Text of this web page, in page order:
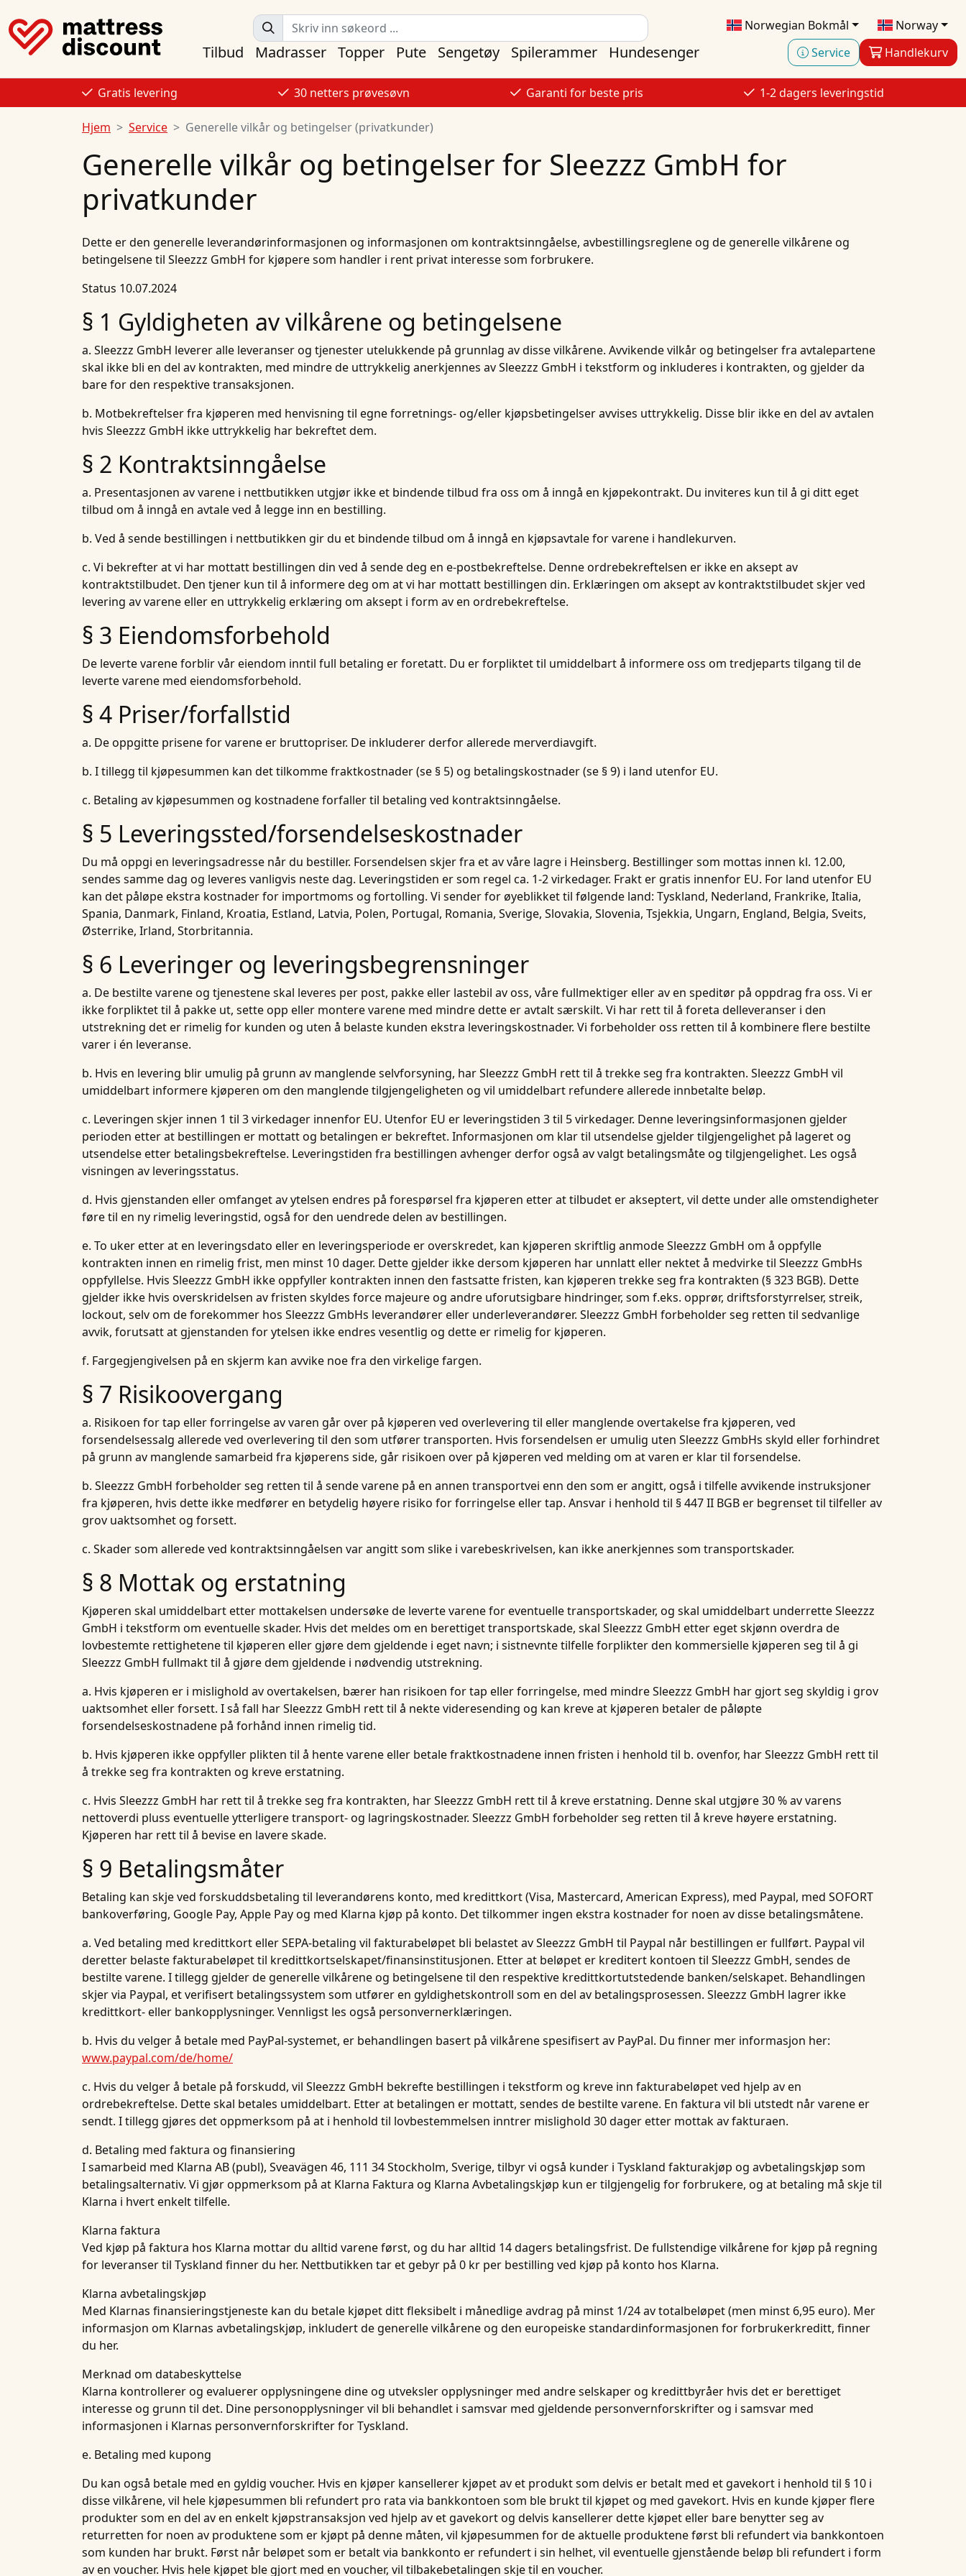
Norwegian Bokmål
Norway
Service
Handlekurv
Tilbud Madrasser Topper Pute Sengetøy Spilerammer Hundesenger
Gratis levering 30 netters prøvesøvn Garanti for beste pris 1-2 dagers leveringstid
Hjem Service Generelle vilkår og betingelser (privatkunder)
Generelle vilkår og betingelser for Sleezzz GmbH for
privatkunder
Dette er den generelle leverandørinformasjonen og informasjonen om kontraktsinngåelse, avbestillingsreglene og de generelle vilkårene og
betingelsene til Sleezzz GmbH for kjøpere som handler i rent privat interesse som forbrukere.
Status 10.07.2024
§ 1 Gyldigheten av vilkårene og betingelsene
a. Sleezzz GmbH leverer alle leveranser og tjenester utelukkende på grunnlag av disse vilkårene. Avvikende vilkår og betingelser fra avtalepartene
skal ikke bli en del av kontrakten, med mindre de uttrykkelig anerkjennes av Sleezzz GmbH i tekstform og inkluderes i kontrakten, og gjelder da
bare for den respektive transaksjonen.
b. Motbekreftelser fra kjøperen med henvisning til egne forretnings- og/eller kjøpsbetingelser avvises uttrykkelig. Disse blir ikke en del av avtalen
hvis Sleezzz GmbH ikke uttrykkelig har bekreftet dem.
§ 2 Kontraktsinngåelse
a. Presentasjonen av varene i nettbutikken utgjør ikke et bindende tilbud fra oss om å inngå en kjøpekontrakt. Du inviteres kun til å gi ditt eget
tilbud om å inngå en avtale ved å legge inn en bestilling.
b. Ved å sende bestillingen i nettbutikken gir du et bindende tilbud om å inngå en kjøpsavtale for varene i handlekurven.
c. Vi bekrefter at vi har mottatt bestillingen din ved å sende deg en e-postbekreftelse. Denne ordrebekreftelsen er ikke en aksept av
kontraktstilbudet. Den tjener kun til å informere deg om at vi har mottatt bestillingen din. Erklæringen om aksept av kontraktstilbudet skjer ved
levering av varene eller en uttrykkelig erklæring om aksept i form av en ordrebekreftelse.
§ 3 Eiendomsforbehold
De leverte varene forblir vår eiendom inntil full betaling er foretatt. Du er forpliktet til umiddelbart å informere oss om tredjeparts tilgang til de
leverte varene med eiendomsforbehold.
§ 4 Priser/forfallstid
a. De oppgitte prisene for varene er bruttopriser. De inkluderer derfor allerede merverdiavgift.
b. I tillegg til kjøpesummen kan det tilkomme fraktkostnader (se § 5) og betalingskostnader (se § 9) i land utenfor EU.
c. Betaling av kjøpesummen og kostnadene forfaller til betaling ved kontraktsinngåelse.
§ 5 Leveringssted/forsendelseskostnader
Du må oppgi en leveringsadresse når du bestiller. Forsendelsen skjer fra et av våre lagre i Heinsberg. Bestillinger som mottas innen kl. 12.00,
sendes samme dag og leveres vanligvis neste dag. Leveringstiden er som regel ca. 1-2 virkedager. Frakt er gratis innenfor EU. For land utenfor EU
kan det påløpe ekstra kostnader for importmoms og fortolling. Vi sender for øyeblikket til følgende land: Tyskland, Nederland, Frankrike, Italia,
Spania, Danmark, Finland, Kroatia, Estland, Latvia, Polen, Portugal, Romania, Sverige, Slovakia, Slovenia, Tsjekkia, Ungarn, England, Belgia, Sveits,
Østerrike, Irland, Storbritannia.
§ 6 Leveringer og leveringsbegrensninger
a. De bestilte varene og tjenestene skal leveres per post, pakke eller lastebil av oss, våre fullmektiger eller av en speditør på oppdrag fra oss. Vi er
ikke forpliktet til å pakke ut, sette opp eller montere varene med mindre dette er avtalt særskilt. Vi har rett til å foreta delleveranser i den
utstrekning det er rimelig for kunden og uten å belaste kunden ekstra leveringskostnader. Vi forbeholder oss retten til å kombinere flere bestilte
varer i én leveranse.
b. Hvis en levering blir umulig på grunn av manglende selvforsyning, har Sleezzz GmbH rett til å trekke seg fra kontrakten. Sleezzz GmbH vil
umiddelbart informere kjøperen om den manglende tilgjengeligheten og vil umiddelbart refundere allerede innbetalte beløp.
c. Leveringen skjer innen 1 til 3 virkedager innenfor EU. Utenfor EU er leveringstiden 3 til 5 virkedager. Denne leveringsinformasjonen gjelder
perioden etter at bestillingen er mottatt og betalingen er bekreftet. Informasjonen om klar til utsendelse gjelder tilgjengelighet på lageret og
utsendelse etter betalingsbekreftelse. Leveringstiden fra bestillingen avhenger derfor også av valgt betalingsmåte og tilgjengelighet. Les også
visningen av leveringsstatus.
d. Hvis gjenstanden eller omfanget av ytelsen endres på forespørsel fra kjøperen etter at tilbudet er akseptert, vil dette under alle omstendigheter
føre til en ny rimelig leveringstid, også for den uendrede delen av bestillingen.
e. To uker etter at en leveringsdato eller en leveringsperiode er overskredet, kan kjøperen skriftlig anmode Sleezzz GmbH om å oppfylle
kontrakten innen en rimelig frist, men minst 10 dager. Dette gjelder ikke dersom kjøperen har unnlatt eller nektet å medvirke til Sleezzz GmbHs
oppfyllelse. Hvis Sleezzz GmbH ikke oppfyller kontrakten innen den fastsatte fristen, kan kjøperen trekke seg fra kontrakten (§ 323 BGB). Dette
gjelder ikke hvis overskridelsen av fristen skyldes force majeure og andre uforutsigbare hindringer, som f.eks. opprør, driftsforstyrrelser, streik,
lockout, selv om de forekommer hos Sleezzz GmbHs leverandører eller underleverandører. Sleezzz GmbH forbeholder seg retten til sedvanlige
avvik, forutsatt at gjenstanden for ytelsen ikke endres vesentlig og dette er rimelig for kjøperen.
f. Fargegjengivelsen på en skjerm kan avvike noe fra den virkelige fargen.
§ 7 Risikoovergang
a. Risikoen for tap eller forringelse av varen går over på kjøperen ved overlevering til eller manglende overtakelse fra kjøperen, ved
forsendelsessalg allerede ved overlevering til den som utfører transporten. Hvis forsendelsen er umulig uten Sleezzz GmbHs skyld eller forhindret
på grunn av manglende samarbeid fra kjøperens side, går risikoen over på kjøperen ved melding om at varen er klar til forsendelse.
b. Sleezzz GmbH forbeholder seg retten til å sende varene på en annen transportvei enn den som er angitt, også i tilfelle avvikende instruksjoner
fra kjøperen, hvis dette ikke medfører en betydelig høyere risiko for forringelse eller tap. Ansvar i henhold til § 447 II BGB er begrenset til tilfeller av
grov uaktsomhet og forsett.
c. Skader som allerede ved kontraktsinngåelsen var angitt som slike i varebeskrivelsen, kan ikke anerkjennes som transportskader.
§ 8 Mottak og erstatning
Kjøperen skal umiddelbart etter mottakelsen undersøke de leverte varene for eventuelle transportskader, og skal umiddelbart underrette Sleezzz
GmbH i tekstform om eventuelle skader. Hvis det meldes om en berettiget transportskade, skal Sleezzz GmbH etter eget skjønn overdra de
lovbestemte rettighetene til kjøperen eller gjøre dem gjeldende i eget navn; i sistnevnte tilfelle forplikter den kommersielle kjøperen seg til å gi
Sleezzz GmbH fullmakt til å gjøre dem gjeldende i nødvendig utstrekning.
a. Hvis kjøperen er i mislighold av overtakelsen, bærer han risikoen for tap eller forringelse, med mindre Sleezzz GmbH har gjort seg skyldig i grov
uaktsomhet eller forsett. I så fall har Sleezzz GmbH rett til å nekte videresending og kan kreve at kjøperen betaler de påløpte
forsendelseskostnadene på forhånd innen rimelig tid.
b. Hvis kjøperen ikke oppfyller plikten til å hente varene eller betale fraktkostnadene innen fristen i henhold til b. ovenfor, har Sleezzz GmbH rett til
å trekke seg fra kontrakten og kreve erstatning.
c. Hvis Sleezzz GmbH har rett til å trekke seg fra kontrakten, har Sleezzz GmbH rett til å kreve erstatning. Denne skal utgjøre 30 % av varens
nettoverdi pluss eventuelle ytterligere transport- og lagringskostnader. Sleezzz GmbH forbeholder seg retten til å kreve høyere erstatning.
Kjøperen har rett til å bevise en lavere skade.
§ 9 Betalingsmåter
Betaling kan skje ved forskuddsbetaling til leverandørens konto, med kredittkort (Visa, Mastercard, American Express), med Paypal, med SOFORT
bankoverføring, Google Pay, Apple Pay og med Klarna kjøp på konto. Det tilkommer ingen ekstra kostnader for noen av disse betalingsmåtene.
a. Ved betaling med kredittkort eller SEPA-betaling vil fakturabeløpet bli belastet av Sleezzz GmbH til Paypal når bestillingen er fullført. Paypal vil
deretter belaste fakturabeløpet til kredittkortselskapet/finansinstitusjonen. Etter at beløpet er kreditert kontoen til Sleezzz GmbH, sendes de
bestilte varene. I tillegg gjelder de generelle vilkårene og betingelsene til den respektive kredittkortutstedende banken/selskapet. Behandlingen
skjer via Paypal, et verifisert betalingssystem som utfører en gyldighetskontroll som en del av betalingsprosessen. Sleezzz GmbH lagrer ikke
kredittkort- eller bankopplysninger. Vennligst les også personvernerklæringen.
b. Hvis du velger å betale med PayPal-systemet, er behandlingen basert på vilkårene spesifisert av PayPal. Du finner mer informasjon her:
www.paypal.com/de/home/
c. Hvis du velger å betale på forskudd, vil Sleezzz GmbH bekrefte bestillingen i tekstform og kreve inn fakturabeløpet ved hjelp av en
ordrebekreftelse. Dette skal betales umiddelbart. Etter at betalingen er mottatt, sendes de bestilte varene. En faktura vil bli utstedt når varene er
sendt. I tillegg gjøres det oppmerksom på at i henhold til lovbestemmelsen inntrer mislighold 30 dager etter mottak av fakturaen.
d. Betaling med faktura og finansiering
I samarbeid med Klarna AB (publ), Sveavägen 46, 111 34 Stockholm, Sverige, tilbyr vi også kunder i Tyskland fakturakjøp og avbetalingskjøp som
betalingsalternativ. Vi gjør oppmerksom på at Klarna Faktura og Klarna Avbetalingskjøp kun er tilgjengelig for forbrukere, og at betaling må skje til
Klarna i hvert enkelt tilfelle.
Klarna faktura
Ved kjøp på faktura hos Klarna mottar du alltid varene først, og du har alltid 14 dagers betalingsfrist. De fullstendige vilkårene for kjøp på regning
for leveranser til Tyskland finner du her. Nettbutikken tar et gebyr på 0 kr per bestilling ved kjøp på konto hos Klarna.
Klarna avbetalingskjøp
Med Klarnas finansieringstjeneste kan du betale kjøpet ditt fleksibelt i månedlige avdrag på minst 1/24 av totalbeløpet (men minst 6,95 euro). Mer
informasjon om Klarnas avbetalingskjøp, inkludert de generelle vilkårene og den europeiske standardinformasjonen for forbrukerkreditt, finner
du her.
Merknad om databeskyttelse
Klarna kontrollerer og evaluerer opplysningene dine og utveksler opplysninger med andre selskaper og kredittbyråer hvis det er berettiget
interesse og grunn til det. Dine personopplysninger vil bli behandlet i samsvar med gjeldende personvernforskrifter og i samsvar med
informasjonen i Klarnas personvernforskrifter for Tyskland.
e. Betaling med kupong
Du kan også betale med en gyldig voucher. Hvis en kjøper kansellerer kjøpet av et produkt som delvis er betalt med et gavekort i henhold til § 10 i
disse vilkårene, vil hele kjøpesummen bli refundert pro rata via bankkontoen som ble brukt til kjøpet og med gavekort. Hvis en kunde kjøper flere
produkter som en del av en enkelt kjøpstransaksjon ved hjelp av et gavekort og delvis kansellerer dette kjøpet eller bare benytter seg av
returretten for noen av produktene som er kjøpt på denne måten, vil kjøpesummen for de aktuelle produktene først bli refundert via bankkontoen
som kunden har brukt. Først når beløpet som er betalt via bankkonto er refundert i sin helhet, vil eventuelle gjenstående beløp bli refundert i form
av en voucher. Hvis hele kjøpet ble gjort med en voucher, vil tilbakebetalingen skje til en voucher.